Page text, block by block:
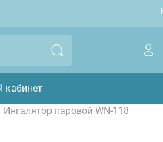
кабинет
Ингалятор паровой WN-118